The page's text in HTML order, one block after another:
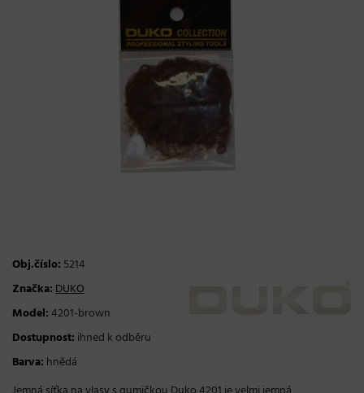
Obj.číslo: 5214
Značka:DUKO
Model:4201-brown
Dostupnost: ihned k odběru
Barva: hnědá